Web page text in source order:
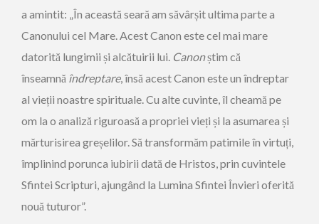
a amintit: „În această seară am săvârșit ultima parte a
Canonului cel Mare. Acest Canon este cel mai mare
datorită lungimii și alcătuirii lui. Canonștim că
înseamnă îndreptare, însă acest Canon este un îndreptar
al vieții noastre spirituale. Cu alte cuvinte, îl cheamă pe
om la o analiză riguroasă a propriei vieți și la asumarea și
mărturisirea greșelilor. Să transformăm patimile în virtuți,
împlinind porunca iubirii dată de Hristos, prin cuvintele
Sfintei Scripturi, ajungând la Lumina Sfintei Învieri oferită
nouă tuturor”.